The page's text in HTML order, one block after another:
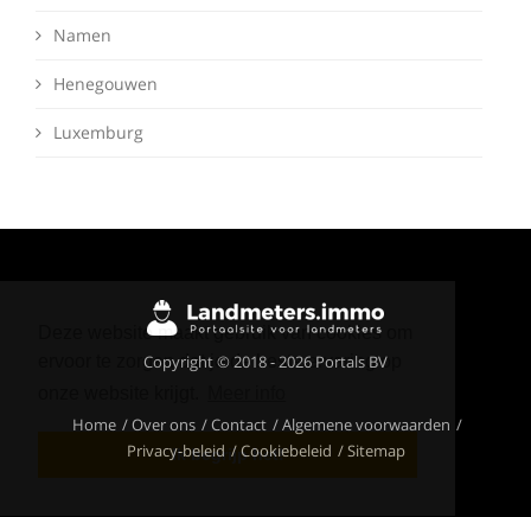
Deze website maakt gebruik van cookies om
ervoor te zorgen dat je de beste ervaring op
Ik begrijp het!
Namen
Henegouwen
Luxemburg
Copyright © 2018 - 2026 Portals BV
Home Over ons Contact
Algemene voorwaarden
Privacy-beleid
Cookiebeleid Sitemap